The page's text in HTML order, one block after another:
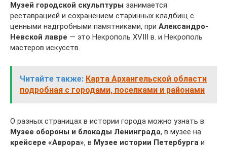
Музей городской скульптуры занимается
реставрацией и сохранением старинных кладбищ с
ценными надгробными памятниками, при Александро-
Невской лавре — это Некрополь XVIII в. и Некрополь
мастеров искусств.
Читайте также: Карта Архангельской области
подробная с городами, поселками и районами
О разных страницах в истории города можно узнать в
Музее обороны и блокады Ленинграда, в музее на
крейсере «Аврора», в Музее истории Петербурга и